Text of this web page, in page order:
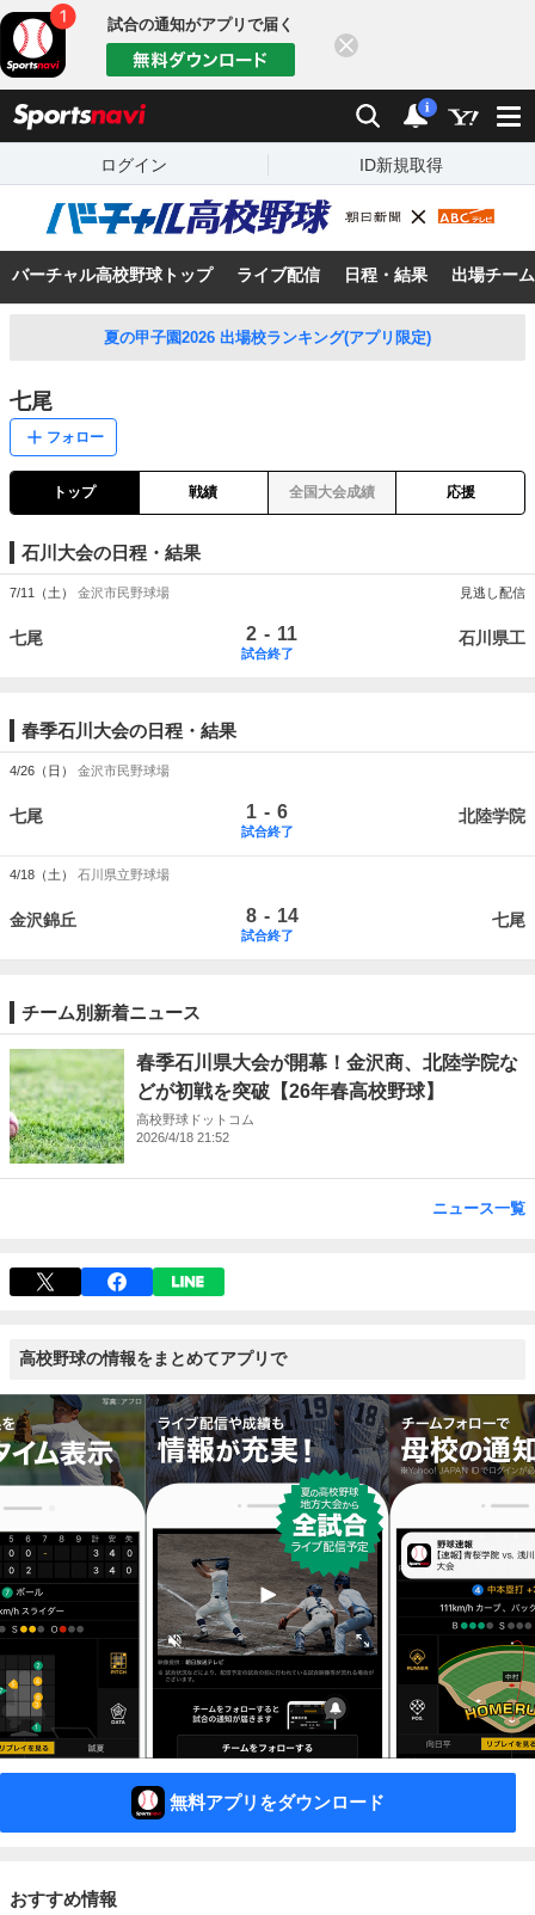
試合の通知がアプリで届く
検索 通知
i
ログイン ID新規取得
バーチャル高校野球トップ ライブ配信 日程・結果 出場チーム
夏の甲子園2026 出場校ランキング(アプリ限定)
七尾
フォロー
トップ 戦績 全国大会成績 応援
石川大会の日程・結果
7/11（土） 金沢市民野球場 見逃し配信
七尾 2 - 11
試合終了
石川県工
春季石川大会の日程・結果
4/26（日） 金沢市民野球場
七尾 1 - 6
試合終了
北陸学院
4/18（土） 石川県立野球場
金沢錦丘 8 - 14
試合終了
七尾
チーム別新着ニュース
春季石川県大会が開幕！金沢商、北陸学院な
どが初戦を突破【26年春高校野球】
高校野球ドットコム
2026/4/18 21:52
ニュース一覧
高校野球の情報をまとめてアプリで
無料アプリをダウンロード
おすすめ情報